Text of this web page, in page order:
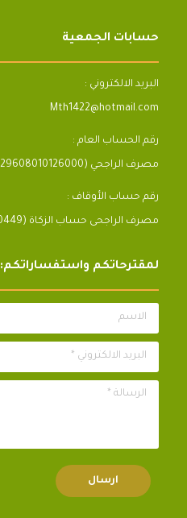
حسابات الجمعية
البريد الالكتروني :
Mth1422@hotmail.com
رقم الحساب العام :
مصرف الراجحي (1429608010126000)
رقم حساب الأوقاف :
مصرف الراجحى حساب الزكاة (142608010300449)
لمقترحاتكم واستفساراتكم:
الاسم
البريد الالكتروني *
الرسالة *